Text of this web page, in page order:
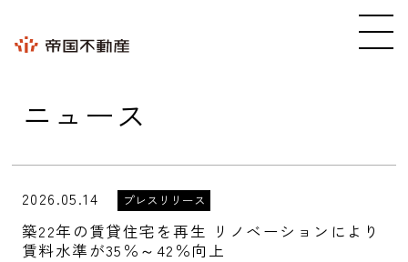
ニュース
2026.05.14 プレスリリース
築22年の賃貸住宅を再生 リノベーションにより
賃料水準が35％～42％向上